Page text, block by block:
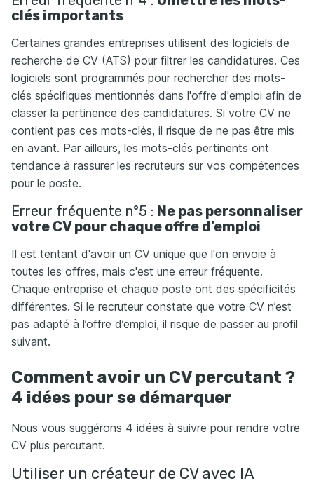
clés importants
Certaines grandes entreprises utilisent des logiciels de
recherche de CV (ATS) pour filtrer les candidatures. Ces
logiciels sont programmés pour rechercher des mots-
clés spécifiques mentionnés dans l'offre d'emploi afin de
classer la pertinence des candidatures. Si votre CV ne
contient pas ces mots-clés, il risque de ne pas être mis
en avant. Par ailleurs, les mots-clés pertinents ont
tendance à rassurer les recruteurs sur vos compétences
pour le poste.
Erreur fréquente n°5 : Ne pas personnaliser
votre CV pour chaque offre d’emploi
Il est tentant d'avoir un CV unique que l'on envoie à
toutes les offres, mais c'est une erreur fréquente.
Chaque entreprise et chaque poste ont des spécificités
différentes. Si le recruteur constate que votre CV n’est
pas adapté à l’offre d’emploi, il risque de passer au profil
suivant.
Comment avoir un CV percutant ?
4 idées pour se démarquer
Nous vous suggérons 4 idées à suivre pour rendre votre
CV plus percutant.
Utiliser un créateur de CV avec IA